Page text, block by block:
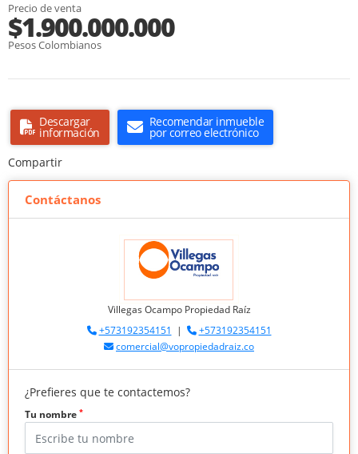
Precio de venta
$1.900.000.000
Pesos Colombianos
Descargar
información
Recomendar inmueble
por correo electrónico
Compartir
Contáctanos
Villegas Ocampo Propiedad Raíz
+573192354151 |
+573192354151
comercial@vopropiedadraiz.co
¿Prefieres que te contactemos?
Tu nombre *